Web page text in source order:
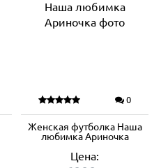
0
Женская футболка Наша
любимка Ариночка
Цена: